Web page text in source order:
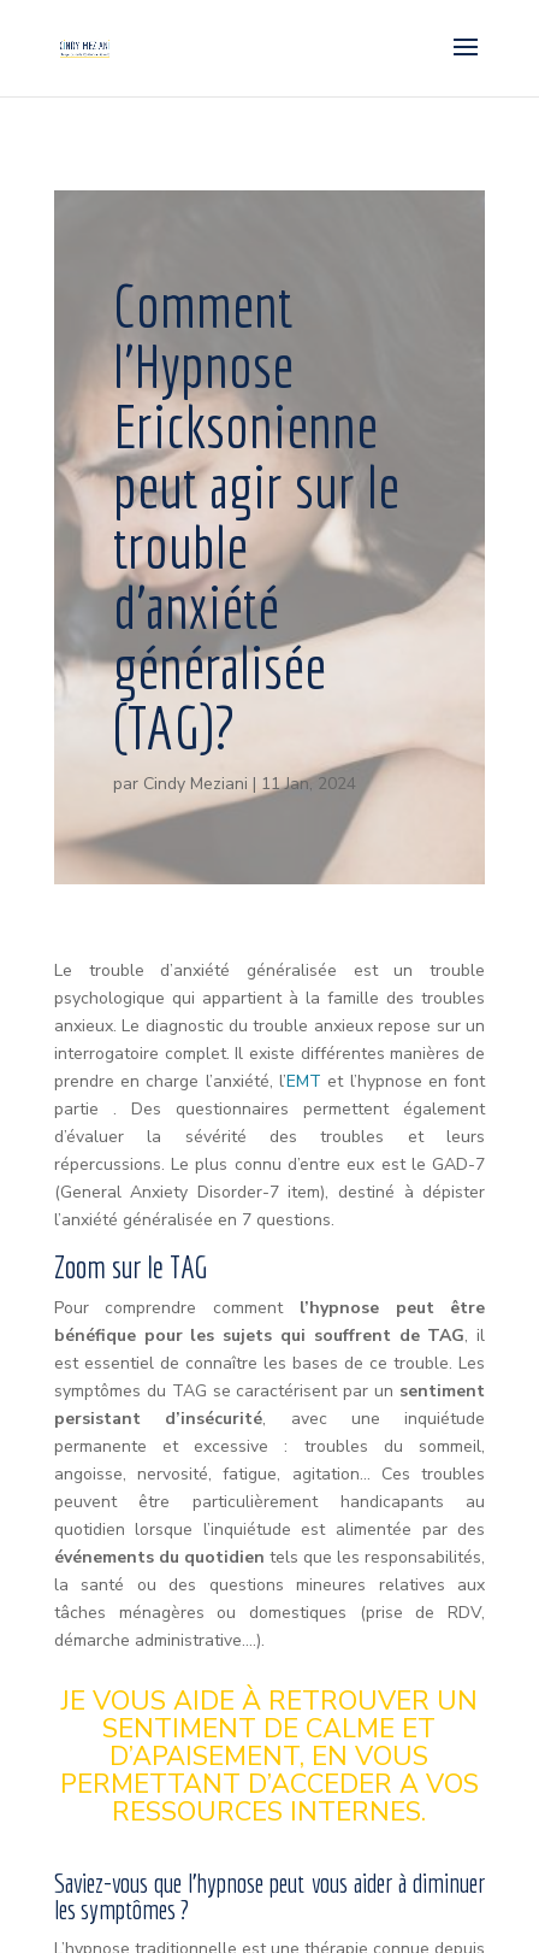
Comment
l’Hypnose
Ericksonienne
peut agir sur le
trouble
d’anxiété
généralisée
(TAG)?
par Cindy Meziani | 11 Jan, 2024
Le trouble d’anxiété généralisée est un trouble
psychologique qui appartient à la famille des troubles
anxieux. Le diagnostic du trouble anxieux repose sur un
interrogatoire complet. Il existe différentes manières de
prendre en charge l’anxiété, l’EMT et l’hypnose en font
partie . Des questionnaires permettent également
d’évaluer la sévérité des troubles et leurs
répercussions. Le plus connu d’entre eux est le GAD-7
(General Anxiety Disorder-7 item), destiné à dépister
l’anxiété généralisée en 7 questions.
Zoom sur le TAG
Pour comprendre comment l’hypnose peut être
bénéfique pour les sujets qui souffrent de TAG, il
est essentiel de connaître les bases de ce trouble. Les
symptômes du TAG se caractérisent par un sentiment
persistant d’insécurité, avec une inquiétude
permanente et excessive : troubles du sommeil,
angoisse, nervosité, fatigue, agitation… Ces troubles
peuvent être particulièrement handicapants au
quotidien lorsque l’inquiétude est alimentée par des
événements du quotidien tels que les responsabilités,
la santé ou des questions mineures relatives aux
tâches ménagères ou domestiques (prise de RDV,
démarche administrative….).
JE VOUS AIDE À RETROUVER UN
SENTIMENT DE CALME ET
D’APAISEMENT, EN VOUS
PERMETTANT D’ACCEDER A VOS
RESSOURCES INTERNES.
Saviez-vous que l’hypnose peut vous aider à diminuer
les symptômes ?
L’hypnose traditionnelle est une thérapie connue depuis